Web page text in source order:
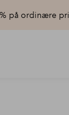
på ordinære